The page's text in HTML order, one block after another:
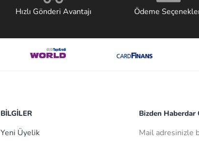
Hızlı Gönderi Avantajı Ödeme
BİLGİLER
Yeni Üyelik
Bizden Haberdar
Mail adresinizle